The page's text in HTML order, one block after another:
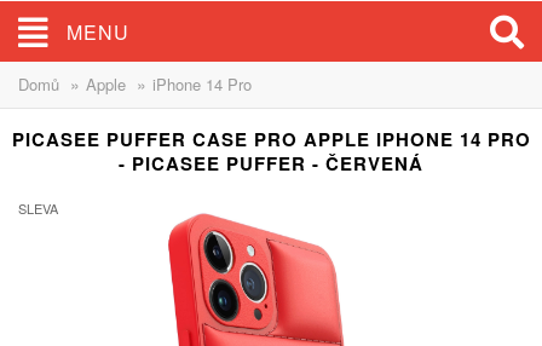
MENU
Domů » Apple » iPhone 14 Pro
PICASEE PUFFER CASE PRO APPLE IPHONE 14 PRO
- PICASEE PUFFER - ČERVENÁ
SLEVA